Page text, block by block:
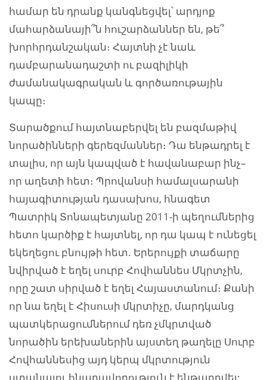
համար են դրանք կանգնեցվել՝ արդյոք
մահարձանայի՞ն հուշարձաններ են, թե՞
խորհրդանշական։ Հայտնի չէ նաև
դամբարանադաշտի ու բազիլիկի
ժամանակագրական և գործառութային
կապը։
Տարածքում հայտնաբերվել են բազմաթիվ
նորածինների գերեզմաններ։ Դա ենթադրել է
տալիս, որ այն կապված է հավանաբար ինչ–
որ աղետի հետ։ Պրովանսի համալսարանի
հայագիտության դասախոս, հնագետ
Պատրիկ Տոնապետյանը 2011-ի պեղումներից
հետո կարծիք է հայտնել, որ դա կապ է ունեցել
եկեղեցու բնույթի հետ. Երերույքի տաճարը
նվիրված է եղել սուրբ Հովհաննես Մկրտչին,
որը շատ սիրված է եղել Հայաստանում։ Քանի
որ նա եղել է Հիսուսի մկրտիչը, մարդկանց
պատկերացումներում դեռ չմկրտված
նորածին երեխաներին այստեղ թաղելը Սուրբ
Հովհաննեսից այդ կերպ մկրտություն
ստանալու հնարավորություն է ենթադրվել: